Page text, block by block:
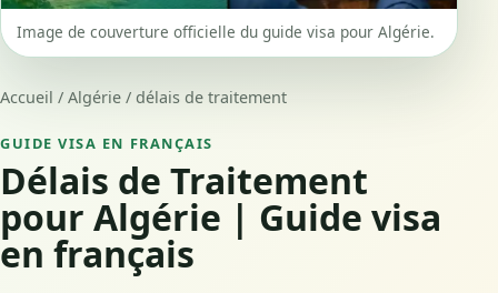
Accueil / Algérie / délais de traitement
GUIDE VISA EN FRANÇAIS
Délais de Traitement
pour Algérie | Guide visa
en français
Image de couverture officielle du guide visa pour Algérie.